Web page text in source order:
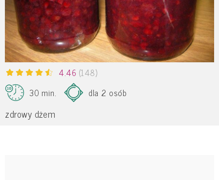
4.46 (148)
30 min.
dla 2 osób
zdrowy dżem